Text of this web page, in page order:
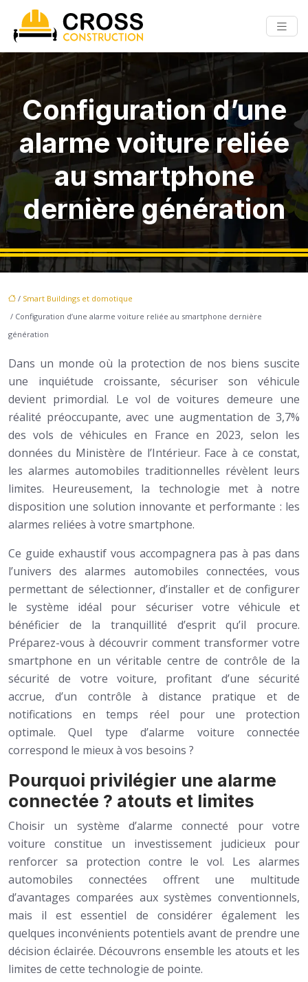
Configuration d’une
alarme voiture reliée
au smartphone
dernière génération
/ Smart Buildings et domotique
/ Configuration d’une alarme voiture reliée au smartphone dernière
génération
Dans un monde où la protection de nos biens suscite
une inquiétude croissante, sécuriser son véhicule
devient primordial. Le vol de voitures demeure une
réalité préoccupante, avec une augmentation de 3,7%
des vols de véhicules en France en 2023, selon les
données du Ministère de l’Intérieur. Face à ce constat,
les alarmes automobiles traditionnelles révèlent leurs
limites. Heureusement, la technologie met à notre
disposition une solution innovante et performante : les
alarmes reliées à votre smartphone.
Ce guide exhaustif vous accompagnera pas à pas dans
l’univers des alarmes automobiles connectées, vous
permettant de sélectionner, d’installer et de configurer
le système idéal pour sécuriser votre véhicule et
bénéficier de la tranquillité d’esprit qu’il procure.
Préparez-vous à découvrir comment transformer votre
smartphone en un véritable centre de contrôle de la
sécurité de votre voiture, profitant d’une sécurité
accrue, d’un contrôle à distance pratique et de
notifications en temps réel pour une protection
optimale. Quel type d’alarme voiture connectée
correspond le mieux à vos besoins ?
Pourquoi privilégier une alarme
connectée ? atouts et limites
Choisir un système d’alarme connecté pour votre
voiture constitue un investissement judicieux pour
renforcer sa protection contre le vol. Les alarmes
automobiles connectées offrent une multitude
d’avantages comparées aux systèmes conventionnels,
mais il est essentiel de considérer également les
quelques inconvénients potentiels avant de prendre une
décision éclairée. Découvrons ensemble les atouts et les
limites de cette technologie de pointe.